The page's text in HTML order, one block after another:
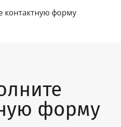
контактную форму
форму